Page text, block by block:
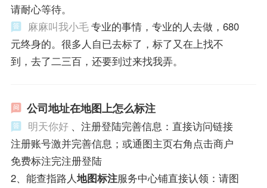
请耐心等待。
麻麻叫我小毛专业的事情，专业的人去做，680
元终身的。很多人自已去标了，标了又在上找不
到，去了二三百，还要到过来找我弄。
公司地址在地图上怎么标注
明天你好 、注册登陆完善信息：直接访问链接
注册账号激并完善信息；或通图主页右角点击商户
免费标注完注册登陆
2、能查指路人地图标注服务中心铺直接认领：请图